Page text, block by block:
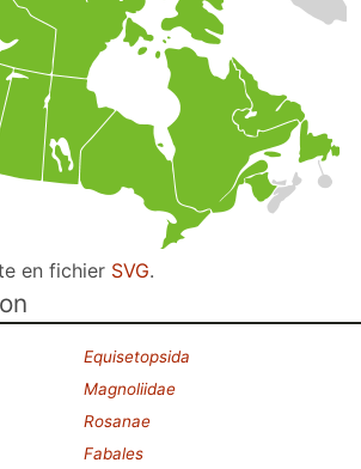
en fichier SVG.
Equisetopsida
Magnoliidae
Rosanae
Fabales